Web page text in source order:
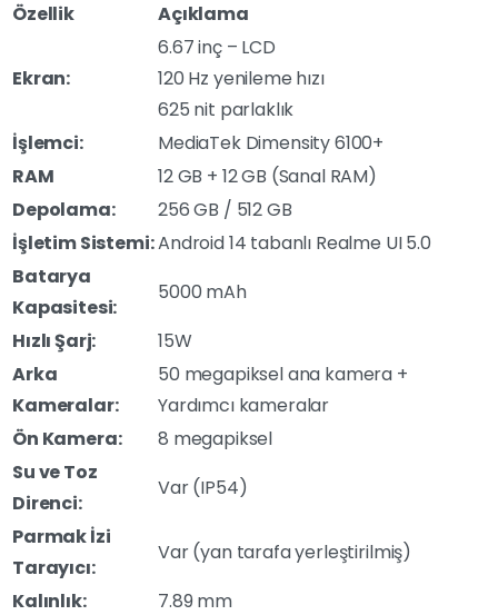
Özellik Açıklama
Ekran:
6.67 inç – LCD
120 Hz yenileme hızı
625 nit parlaklık
İşlemci:
MediaTek Dimensity 6100+
RAM
12 GB + 12 GB (Sanal RAM)
Depolama:
256 GB / 512 GB
İşletim Sistemi:Android 14 tabanlı Realme UI 5.0
Batarya
Kapasitesi:
5000 mAh
Hızlı Şarj:
15W
Arka
Kameralar:
50 megapiksel ana kamera +
Yardımcı kameralar
Ön Kamera:
8 megapiksel
Su ve Toz
Direnci:
Var (IP54)
Parmak İzi
Tarayıcı:
Var (yan tarafa yerleştirilmiş)
Kalınlık:
7.89 mm